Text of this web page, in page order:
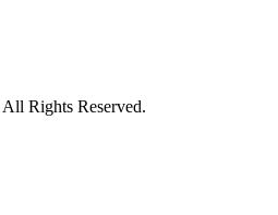
Rights Reserved.